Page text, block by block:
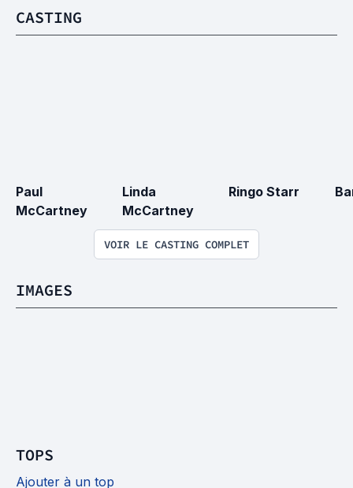
CASTING
Paul
McCartney
Linda
McCartney
Ringo Starr
VOIR LE CASTING COMPLET
IMAGES
TOPS
Ajouter à un top